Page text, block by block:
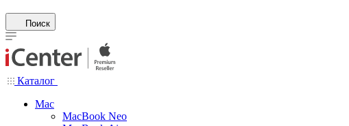
Поиск
Каталог
Mac
MacBook Neo